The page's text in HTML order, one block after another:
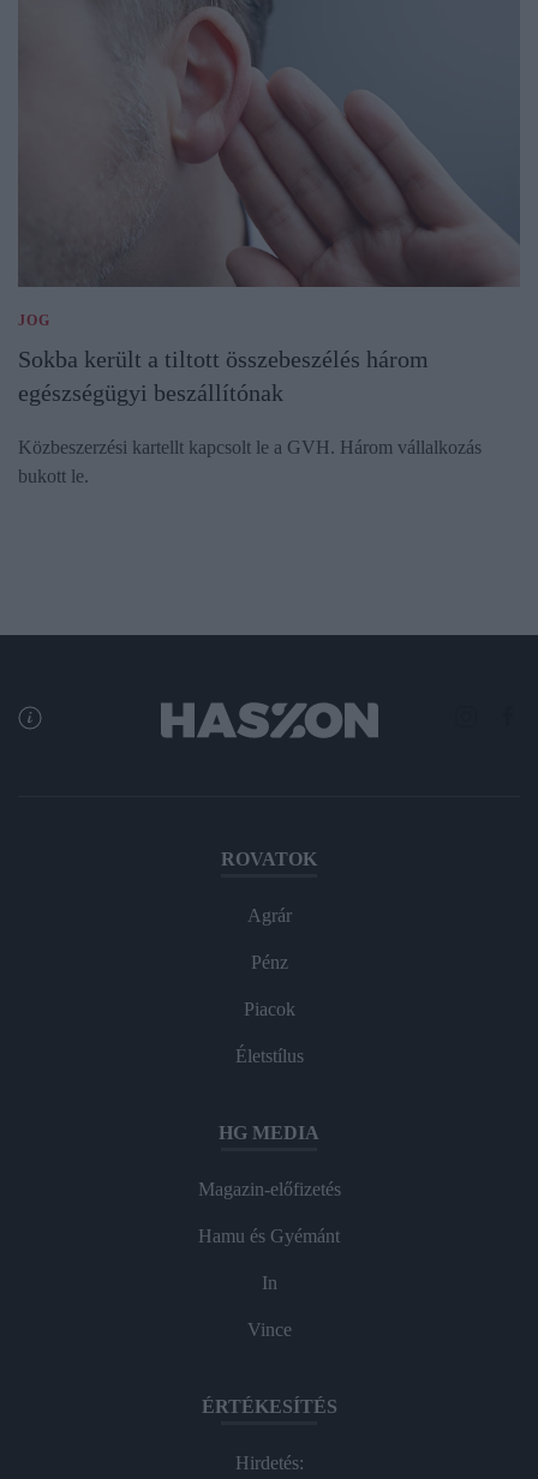
JOG
Sokba került a tiltott összebeszélés három
egészségügyi beszállítónak
Közbeszerzési kartellt kapcsolt le a GVH. Három vállalkozás
bukott le.
ROVATOK
Agrár
Pénz
Piacok
Életstílus
HG MEDIA
Magazin-előfizetés
Hamu és Gyémánt
In
Vince
ÉRTÉKESÍTÉS
Hirdetés: